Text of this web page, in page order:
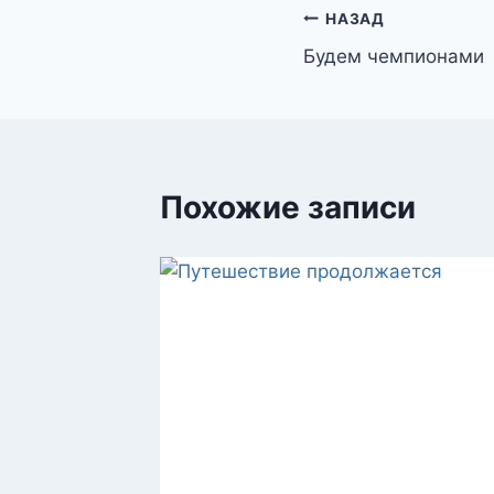
Навигация
по
НАЗАД
Будем чемпионами
Похожие записи